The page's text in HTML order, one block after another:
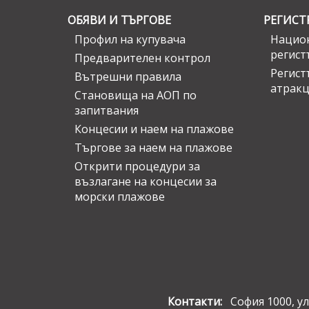
ОБЯВИ И ТЪРГОВЕ
Профил на купувача
Предварителен контрол
Вътрешни правила
Становища на АОП по
запитвания
Концесии и наем на плажове
Търгове за наем на плажове
Открити процедури за
възлагане на концесии за
морски плажове
Контакти:София 1000,